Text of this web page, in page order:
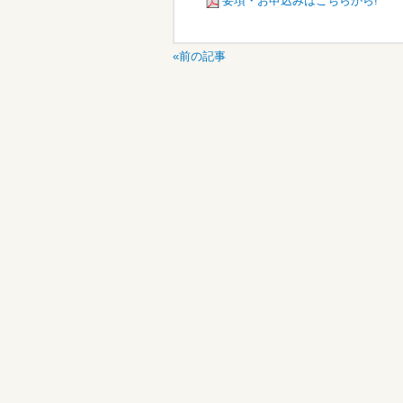
«前の記事